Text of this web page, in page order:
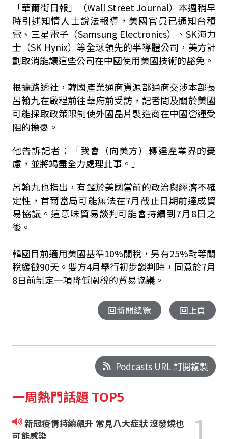
「華爾街日報」（Wall Street Journal）本週稍早
時引述知情人士說法報導，美國官員已通知台積
電、三星電子（Samsung Electronics）、SK海力
士（SK Hynix）等全球領先的半導體公司，美方計
劃取消能讓這些公司在中國使用美國技術的豁免。
根據路透社，韓國產業通商資源部通商交涉本部長
呂翰九在啟程前往華府前受訪，記者問及關於美國
可能採取政策限制使外國晶片製造商在中國營運受
阻的擔憂。
他告訴記者：「我會（向美方）轉達產業界的憂
慮，並將竭盡全力處理此事。」
呂翰九也指出，有鑑於美國當前的政治與經濟不確
定性，首爾當局可能無法在7月截止日期前達成貿
易協議。這意味貿易談判可能會持續到7月8日之
後。
韓國目前適用美國基準10%關稅，另有25%對等關
稅緩徵90天。雙方4月舉行初步談判時，同意於7月
8日前制定一項降低關稅的貿易協議。
回新聞總覽 回上頁
Podcasts URL 訂閱複製
一周熱門話題 TOP5
新冠疫情持續飆升 常見八大症狀 沒發燒也
可能感染
1